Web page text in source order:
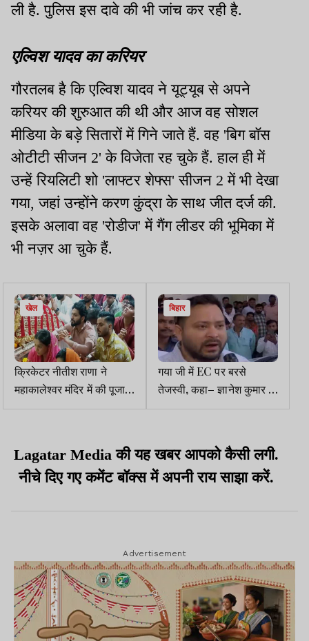
ली है. पुलिस इस दावे की भी जांच कर रही है.
एल्विश यादव का करियर
गौरतलब है कि एल्विश यादव ने यूट्यूब से अपने
करियर की शुरुआत की थी और आज वह सोशल
मीडिया के बड़े सितारों में गिने जाते हैं. वह 'बिग बॉस
ओटीटी सीजन 2' के विजेता रह चुके हैं. हाल ही में
उन्हें रियलिटी शो 'लाफ्टर शेफ्स' सीजन 2 में भी देखा
गया, जहां उन्होंने करण कुंद्रा के साथ जीत दर्ज की.
इसके अलावा वह 'रोडीज' में गैंग लीडर की भूमिका में
भी नज़र आ चुके हैं.
खेल
क्रिकेटर नीतीश राणा ने
महाकालेश्वर मंदिर में की पूजा-
अर्चना, बोले- जो कुछ पाया है,
बिहार
गया जी में EC पर बरसे
तेजस्वी, कहा– ज्ञानेश कुमार ने
BJP की सदस्यता ली है, तो
Lagatar Media की यह खबर आपको कैसी लगी.
नीचे दिए गए कमेंट बॉक्स में अपनी राय साझा करें.
Advertisement